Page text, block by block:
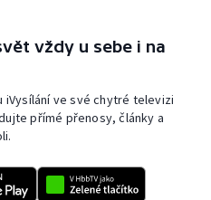
vždy u sebe i na
iVysílání ve své chytré televizi
přímé přenosy, články a